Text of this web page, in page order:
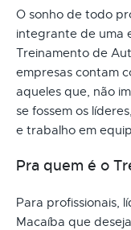
O sonho de todo
integrante de uma
Treinamento de
empresas contam
aqueles que, não
se fossem os
e trabalho em
Pra quem é o
Para profissionais,
Macaíba que